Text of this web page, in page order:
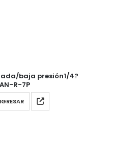
baja presión1/4?
R-7P